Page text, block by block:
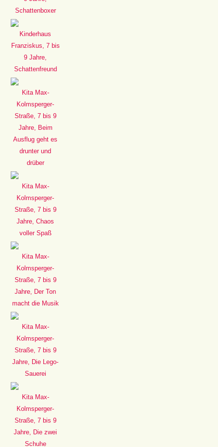
Schattenboxer
Kinderhaus
Franziskus, 7 bis
9 Jahre,
Schattenfreund
Kita Max-
Kolmsperger-
Straße, 7 bis 9
Jahre, Beim
Ausflug geht es
drunter und
drüber
Kita Max-
Kolmsperger-
Straße, 7 bis 9
Jahre, Chaos
voller Spaß
Kita Max-
Kolmsperger-
Straße, 7 bis 9
Jahre, Der Ton
macht die Musik
Kita Max-
Kolmsperger-
Straße, 7 bis 9
Jahre, Die Lego-
Sauerei
Kita Max-
Kolmsperger-
Straße, 7 bis 9
Jahre, Die zwei
Schuhe